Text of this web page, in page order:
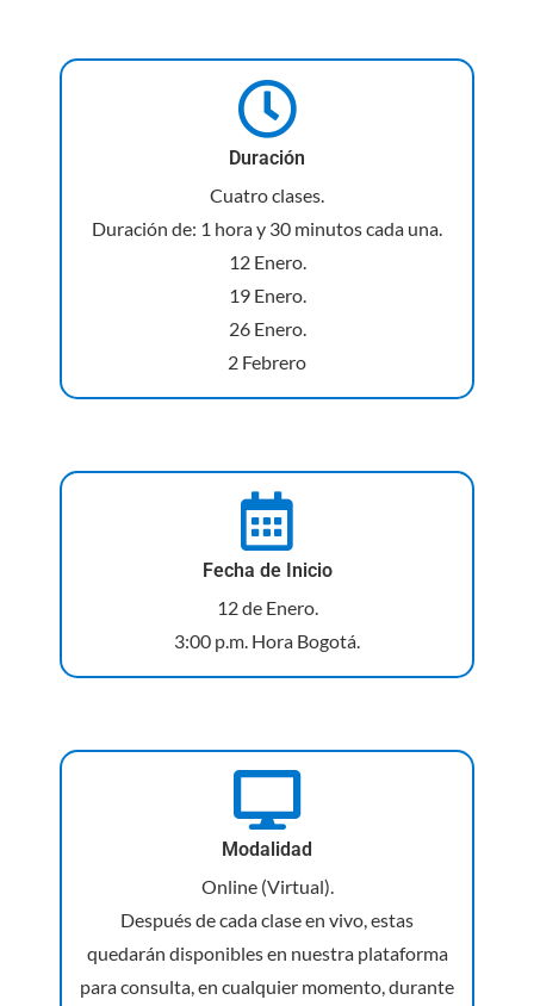
Duración
Cuatro clases.
Duración de: 1 hora y 30 minutos cada una.
12 Enero.
19 Enero.
26 Enero.
2 Febrero
Fecha de Inicio
12 de Enero.
3:00 p.m. Hora Bogotá.
Modalidad
Online (Virtual).
Después de cada clase en vivo, estas
quedarán disponibles en nuestra plataforma
para consulta, en cualquier momento, durante